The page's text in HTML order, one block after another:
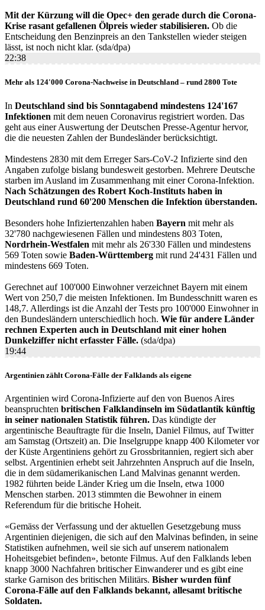
Mit der Kürzung will die Opec+ den gerade durch die Corona-
Krise rasant gefallenen Ölpreis wieder stabilisieren. Ob die
Entscheidung den Benzinpreis an den Tankstellen wieder steigen
lässt, ist noch nicht klar. (sda/dpa)
22:38
Mehr als 124'000 Corona-Nachweise in Deutschland – rund 2800 Tote
In Deutschland sind bis Sonntagabend mindestens 124'167
Infektionen mit dem neuen Coronavirus registriert worden. Das
geht aus einer Auswertung der Deutschen Presse-Agentur hervor,
die die neuesten Zahlen der Bundesländer berücksichtigt.
Mindestens 2830 mit dem Erreger Sars-CoV-2 Infizierte sind den
Angaben zufolge bislang bundesweit gestorben. Mehrere Deutsche
starben im Ausland im Zusammenhang mit einer Corona-Infektion.
Nach Schätzungen des Robert Koch-Instituts haben in
Deutschland rund 60'200 Menschen die Infektion überstanden.
Besonders hohe Infiziertenzahlen haben Bayern mit mehr als
32'780 nachgewiesenen Fällen und mindestens 803 Toten,
Nordrhein-Westfalen mit mehr als 26'330 Fällen und mindestens
569 Toten sowie Baden-Württemberg mit rund 24'431 Fällen und
mindestens 669 Toten.
Gerechnet auf 100'000 Einwohner verzeichnet Bayern mit einem
Wert von 250,7 die meisten Infektionen. Im Bundesschnitt waren es
148,7. Allerdings ist die Anzahl der Tests pro 100'000 Einwohner in
den Bundesländern unterschiedlich hoch. Wie für andere Länder
rechnen Experten auch in Deutschland mit einer hohen
Dunkelziffer nicht erfasster Fälle. (sda/dpa)
19:44
Argentinien zählt Corona-Fälle der Falklands als eigene
Argentinien wird Corona-Infizierte auf den von Buenos Aires
beanspruchten britischen Falklandinseln im Südatlantik künftig
in seiner nationalen Statistik führen. Das kündigte der
argentinische Beauftragte für die Inseln, Daniel Filmus, auf Twitter
am Samstag (Ortszeit) an. Die Inselgruppe knapp 400 Kilometer vor
der Küste Argentiniens gehört zu Grossbritannien, regiert sich aber
selbst. Argentinien erhebt seit Jahrzehnten Anspruch auf die Inseln,
die in dem südamerikanischen Land Malvinas genannt werden.
1982 führten beide Länder Krieg um die Inseln, etwa 1000
Menschen starben. 2013 stimmten die Bewohner in einem
Referendum für die britische Hoheit.
«Gemäss der Verfassung und der aktuellen Gesetzgebung muss
Argentinien diejenigen, die sich auf den Malvinas befinden, in seine
Statistiken aufnehmen, weil sie sich auf unserem nationalem
Hoheitsgebiet befinden», betonte Filmus. Auf den Falklands leben
knapp 3000 Nachfahren britischer Einwanderer und es gibt eine
starke Garnison des britischen Militärs. Bisher wurden fünf
Corona-Fälle auf den Falklands bekannt, allesamt britische
Soldaten.